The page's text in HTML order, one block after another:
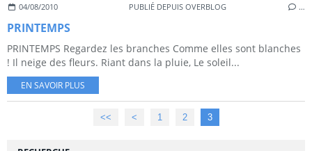
04/08/2010 PUBLIÉ DEPUIS OVERBLOG …
PRINTEMPS
PRINTEMPS Regardez les branches Comme elles sont blanches
! Il neige des fleurs. Riant dans la pluie, Le soleil...
EN SAVOIR PLUS
<< < 1 2 3